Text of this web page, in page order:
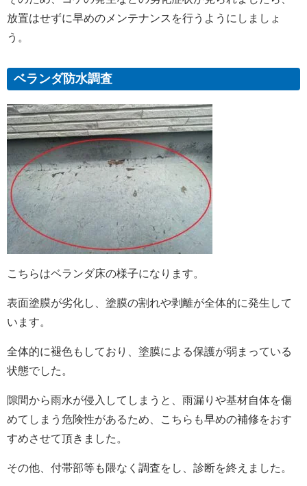
放置はせずに早めのメンテナンスを行うようにしましょ
う。
ベランダ防水調査
こちらはベランダ床の様子になります。
表面塗膜が劣化し、塗膜の割れや剥離が全体的に発生して
います。
全体的に褪色もしており、塗膜による保護が弱まっている
状態でした。
隙間から雨水が侵入してしまうと、雨漏りや基材自体を傷
めてしまう危険性があるため、こちらも早めの補修をおす
すめさせて頂きました。
その他、付帯部等も隈なく調査をし、診断を終えました。